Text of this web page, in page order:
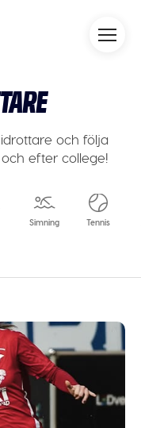
och följa
efter college!
Simning Tennis